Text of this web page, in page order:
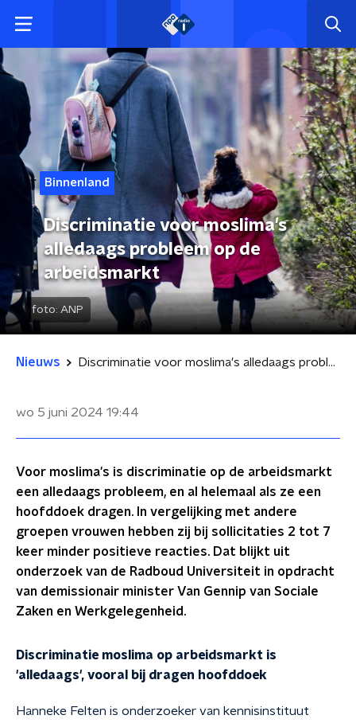
Binnenland
Discriminatie voor moslima's
alledaags probleem op de
arbeidsmarkt
foto: ANP
Nieuws Discriminatie voor moslima's alledaags probleem op de arbeidsmarkt
wo 5 juni 2024 19:44
Voor moslima's is discriminatie op de arbeidsmarkt
een alledaags probleem, en al helemaal als ze een
hoofddoek dragen. In vergelijking met andere
groepen vrouwen hebben zij bij sollicitaties 2 tot 7
keer minder positieve reacties. Dat blijkt uit
onderzoek van de Radboud Universiteit in opdracht
van demissionair minister Van Gennip van Sociale
Zaken en Werkgelegenheid.
Discriminatie moslima op arbeidsmarkt is
'alledaags', vooral bij dragen hoofddoek
Hanneke Felten is onderzoeker van kennisinstituut